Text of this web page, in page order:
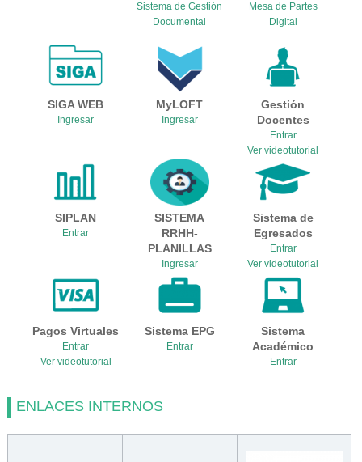
Sistema de Gestión
Documental
Mesa de Partes
Digital
SIGA WEB
Ingresar
MyLOFT
Ingresar
Gestión
Docentes
Entrar
Ver videotutorial
SIPLAN
Entrar
SISTEMA
RRHH-
PLANILLAS
Ingresar
Sistema de
Egresados
Entrar
Ver videotutorial
Pagos Virtuales
Entrar
Ver videotutorial
Sistema EPG
Entrar
Sistema
Académico
Entrar
ENLACES INTERNOS